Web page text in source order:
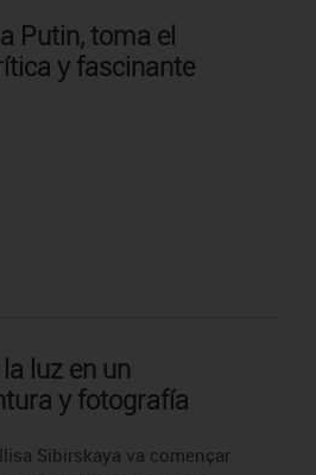
Putin, toma el
y fascinante
luz en un
y fotografía
Sibirskaya va començar